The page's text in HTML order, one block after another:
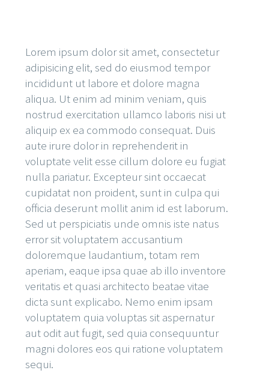
Lorem ipsum dolor sit amet, consectetur
adipisicing elit, sed do eiusmod tempor
incididunt ut labore et dolore magna
aliqua. Ut enim ad minim veniam, quis
nostrud exercitation ullamco laboris nisi ut
aliquip ex ea commodo consequat. Duis
aute irure dolor in reprehenderit in
voluptate velit esse cillum dolore eu fugiat
nulla pariatur. Excepteur sint occaecat
cupidatat non proident, sunt in culpa qui
officia deserunt mollit anim id est laborum.
Sed ut perspiciatis unde omnis iste natus
error sit voluptatem accusantium
doloremque laudantium, totam rem
aperiam, eaque ipsa quae ab illo inventore
veritatis et quasi architecto beatae vitae
dicta sunt explicabo. Nemo enim ipsam
voluptatem quia voluptas sit aspernatur
aut odit aut fugit, sed quia consequuntur
magni dolores eos qui ratione voluptatem
sequi.